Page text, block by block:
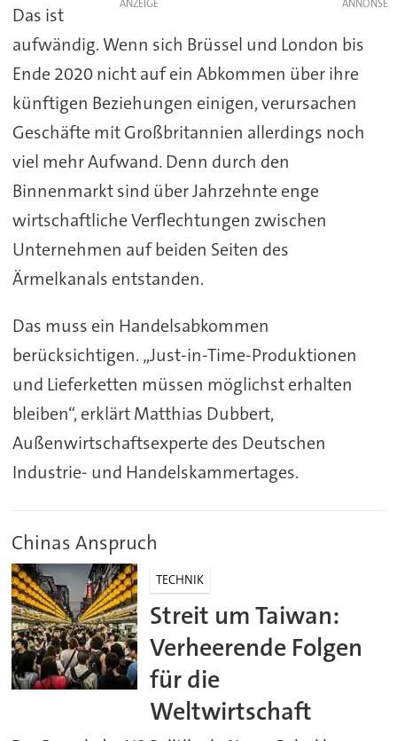
ANZEIGE
Das ist
aufwändig. Wenn sich Brüssel und London bis
Ende 2020 nicht auf ein Abkommen über ihre
künftigen Beziehungen einigen, verursachen
Geschäfte mit Großbritannien allerdings noch
viel mehr Aufwand. Denn durch den
Binnenmarkt sind über Jahrzehnte enge
wirtschaftliche Verflechtungen zwischen
Unternehmen auf beiden Seiten des
Ärmelkanals entstanden.
Das muss ein Handelsabkommen
berücksichtigen. „Just-in-Time-Produktionen
und Lieferketten müssen möglichst erhalten
bleiben“, erklärt Matthias Dubbert,
Außenwirtschaftsexperte des Deutschen
Industrie- und Handelskammertages.
Chinas Anspruch
TECHNIK
Streit um Taiwan:
Verheerende Folgen
für die
Weltwirtschaft